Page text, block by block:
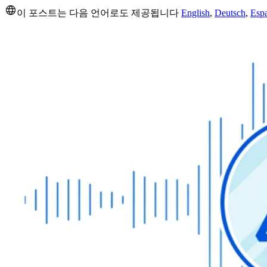
이 포스트는 다음 언어로도 제공됩니다 English, Deutsch,